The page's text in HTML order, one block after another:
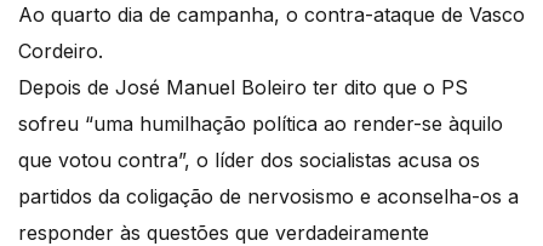
Ao quarto dia de campanha, o contra-ataque de Vasco
Cordeiro.
Depois de José Manuel Boleiro ter dito que o PS
sofreu “uma humilhação política ao render-se àquilo
que votou contra”, o líder dos socialistas acusa os
partidos da coligação de nervosismo e aconselha-os a
responder às questões que verdadeiramente